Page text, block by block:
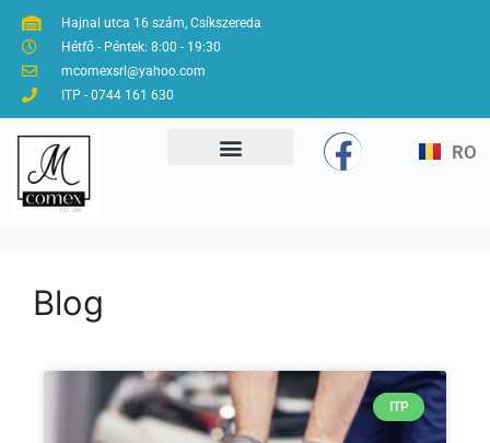
ITP - 0744 161 630
mcomexsrl@yahoo.com
Hétfő - Péntek: 8:00 - 19:30
Hajnal utca 16 szám, Csíkszereda
RO
Blog
ITP